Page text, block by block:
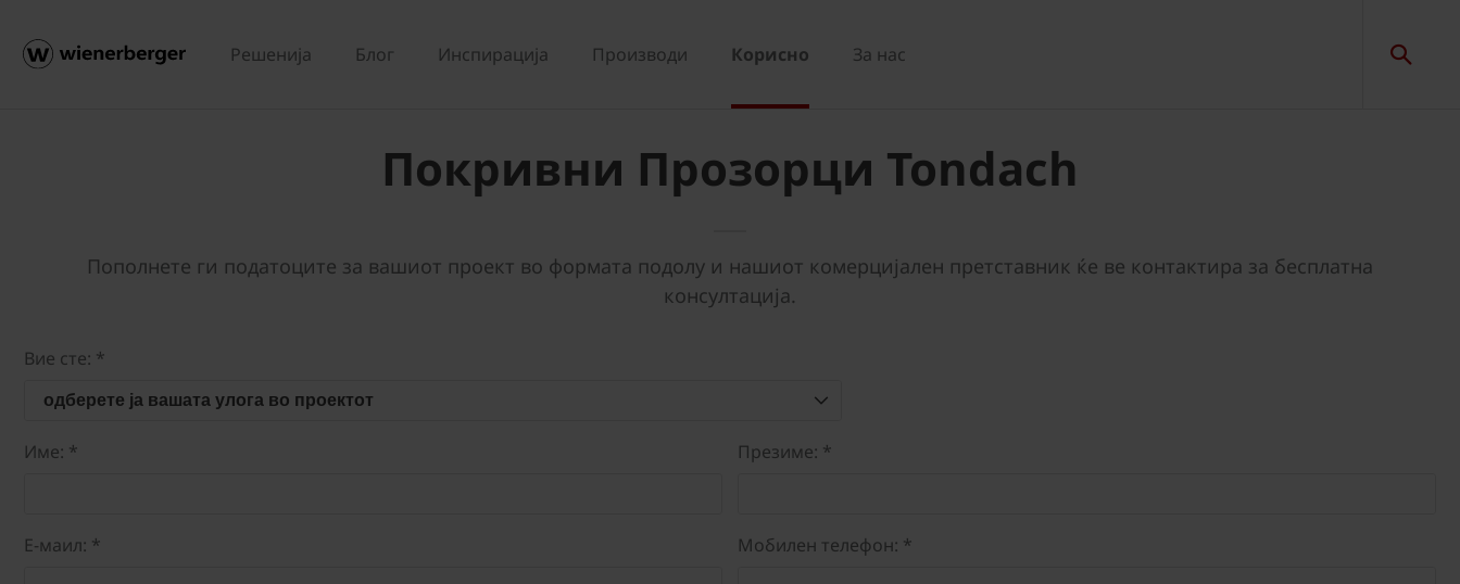
Решенија Блог Инспирација Производи Корисно За нас
Покривни Прозорци Tondach
Пополнете ги податоците за вашиот проект во формата подолу и нашиот комерцијален претставник ќе ве контактира за бесплатна
консултација.
Вие сте: *
одберете ја вашата улога во проектот
Име: * Презиме: *
E-маил: * Мобилен телефон: *